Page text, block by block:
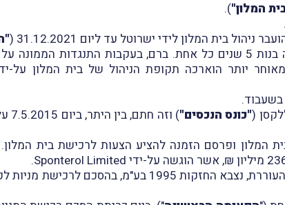
המלון").
ניהול בית המלון לידי ישרוטל עד ליום 31.12.2021 (
לצד תקופת ניהול בת 10 שנים ניתנה לישרוטל האפשרות לשתי תקופות הארכה בנות 5 שנים כל אחת. ברם,
יותר הוארכה תקופת הניהול של בית המלון על-
בשעבוד.
"כונס הנכסים"
)
ופרסם הזמנה להציע הצעות לרכישת בית
Sponterol Limited
.